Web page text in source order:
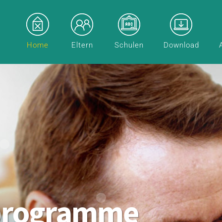
Home Eltern Schulen Download